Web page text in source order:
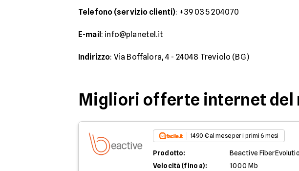
Telefono (servizio clienti): +39 035 204070
E-mail : info@planetel.it
Indirizzo: Via Boffalora, 4 - 24048 Treviolo (BG)
Migliori offerte internet del
14.90 € al mese per i primi 6 mesi
Prodotto:
Beactive
Velocità (fino a):
1000 Mb